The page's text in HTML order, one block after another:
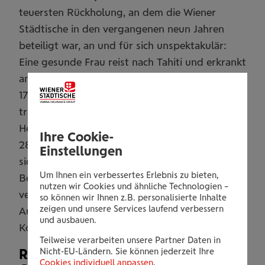
teuersten Rückholung, an dem die Wiener
Städtische in den vergangenen neun Jahren
beteiligt war, an und für sich unspektakulär:
Eine gesunde Frau reist nach Tahiti und erkrankt
an einer viralen Lungenentzündung. Nach
17 Tagen in stationärer Behandlung war sie
transportfähig und trat im Ambulanzjet die
Heimreise an. Zu den horrenden Kosten von
285.000 Euro für den Heimtransport reihte
sich auch die Rechnung für die stationäre
Behandlung am Urlaubsort. Zum Glück
verfügte sie über eine umfassende
Auslandsreise-Krankenversicherung, sodass die
Kosten zur Gänze gedeckt waren.
Rückholung aus dem Urlaub: Die
Ihre Cookie-
Einstellungen
Um Ihnen ein verbessertes Erlebnis zu bieten,
nutzen wir Cookies und ähnliche Technologien –
so können wir Ihnen z.B. personalisierte Inhalte
zeigen und unsere Services laufend verbessern
und ausbauen.
Teilweise verarbeiten unsere Partner Daten in
Nicht-EU-Ländern. Sie können jederzeit Ihre
Cookies individuell anpassen.